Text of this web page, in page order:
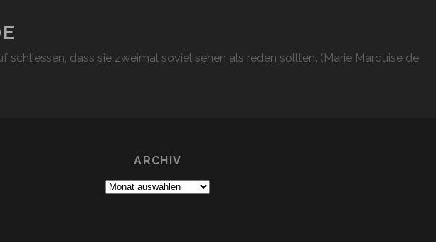
dass sie zweimal soviel sehen als reden sollten. (Marie Marquise de
ARCHIV
Archiv